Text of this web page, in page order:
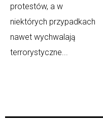
protestów, a w
niektórych przypadkach
nawet wychwalają
terrorystyczne...